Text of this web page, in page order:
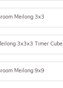
Meilong 3x3
3x3x3 Timer Cube
Meilong 9x9